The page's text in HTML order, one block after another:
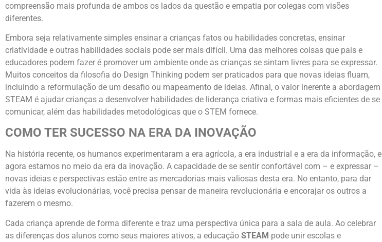
compreensão mais profunda de ambos os lados da questão e empatia por colegas com visões
diferentes.
Embora seja relativamente simples ensinar a crianças fatos ou habilidades concretas, ensinar
criatividade e outras habilidades sociais pode ser mais difícil. Uma das melhores coisas que pais e
educadores podem fazer é promover um ambiente onde as crianças se sintam livres para se expressar.
Muitos conceitos da filosofia do Design Thinking podem ser praticados para que novas ideias fluam,
incluindo a reformulação de um desafio ou mapeamento de ideias. Afinal, o valor inerente a abordagem
STEAM é ajudar crianças a desenvolver habilidades de liderança criativa e formas mais eficientes de se
comunicar, além das habilidades metodológicas que o STEM fornece.
COMO TER SUCESSO NA ERA DA INOVAÇÃO
Na história recente, os humanos experimentaram a era agrícola, a era industrial e a era da informação, e
agora estamos no meio da era da inovação. A capacidade de se sentir confortável com – e expressar –
novas ideias e perspectivas estão entre as mercadorias mais valiosas desta era. No entanto, para dar
vida às ideias evolucionárias, você precisa pensar de maneira revolucionária e encorajar os outros a
fazerem o mesmo.
Cada criança aprende de forma diferente e traz uma perspectiva única para a sala de aula. Ao celebrar
as diferenças dos alunos como seus maiores ativos, a educação STEAM pode unir escolas e